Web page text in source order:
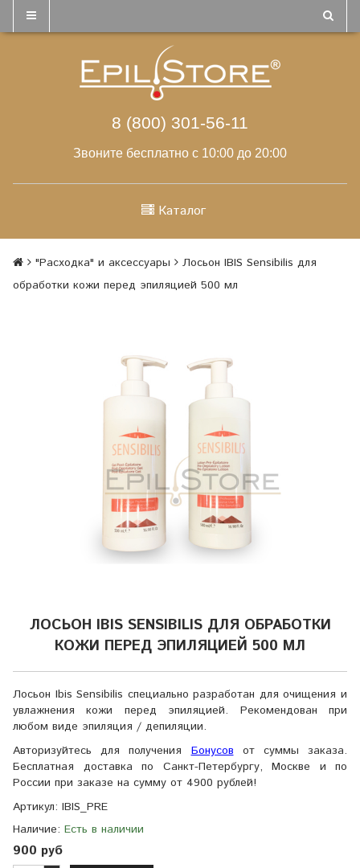
8 (800) 301-56-11
Звоните бесплатно с 10:00 до 20:00
Каталог
"Расходка" и аксессуары
Лосьон IBIS Sensibilis для
обработки кожи перед эпиляцией 500 мл
ЛОСЬОН IBIS SENSIBILIS ДЛЯ ОБРАБОТКИ
КОЖИ ПЕРЕД ЭПИЛЯЦИЕЙ 500 МЛ
Лосьон Ibis Sensibilis специально разработан для очищения и
увлажнения кожи перед эпиляцией. Рекомендован при
любом виде эпиляция / депиляции.
Авторизуйтесь для полученияБонусовот суммы заказа.
Бесплатная доставка по Санкт-Петербургу, Москве и по
России при заказе на сумму от 4900 рублей!
Артикул: IBIS_PRE
Наличие: Есть в наличии
900 руб